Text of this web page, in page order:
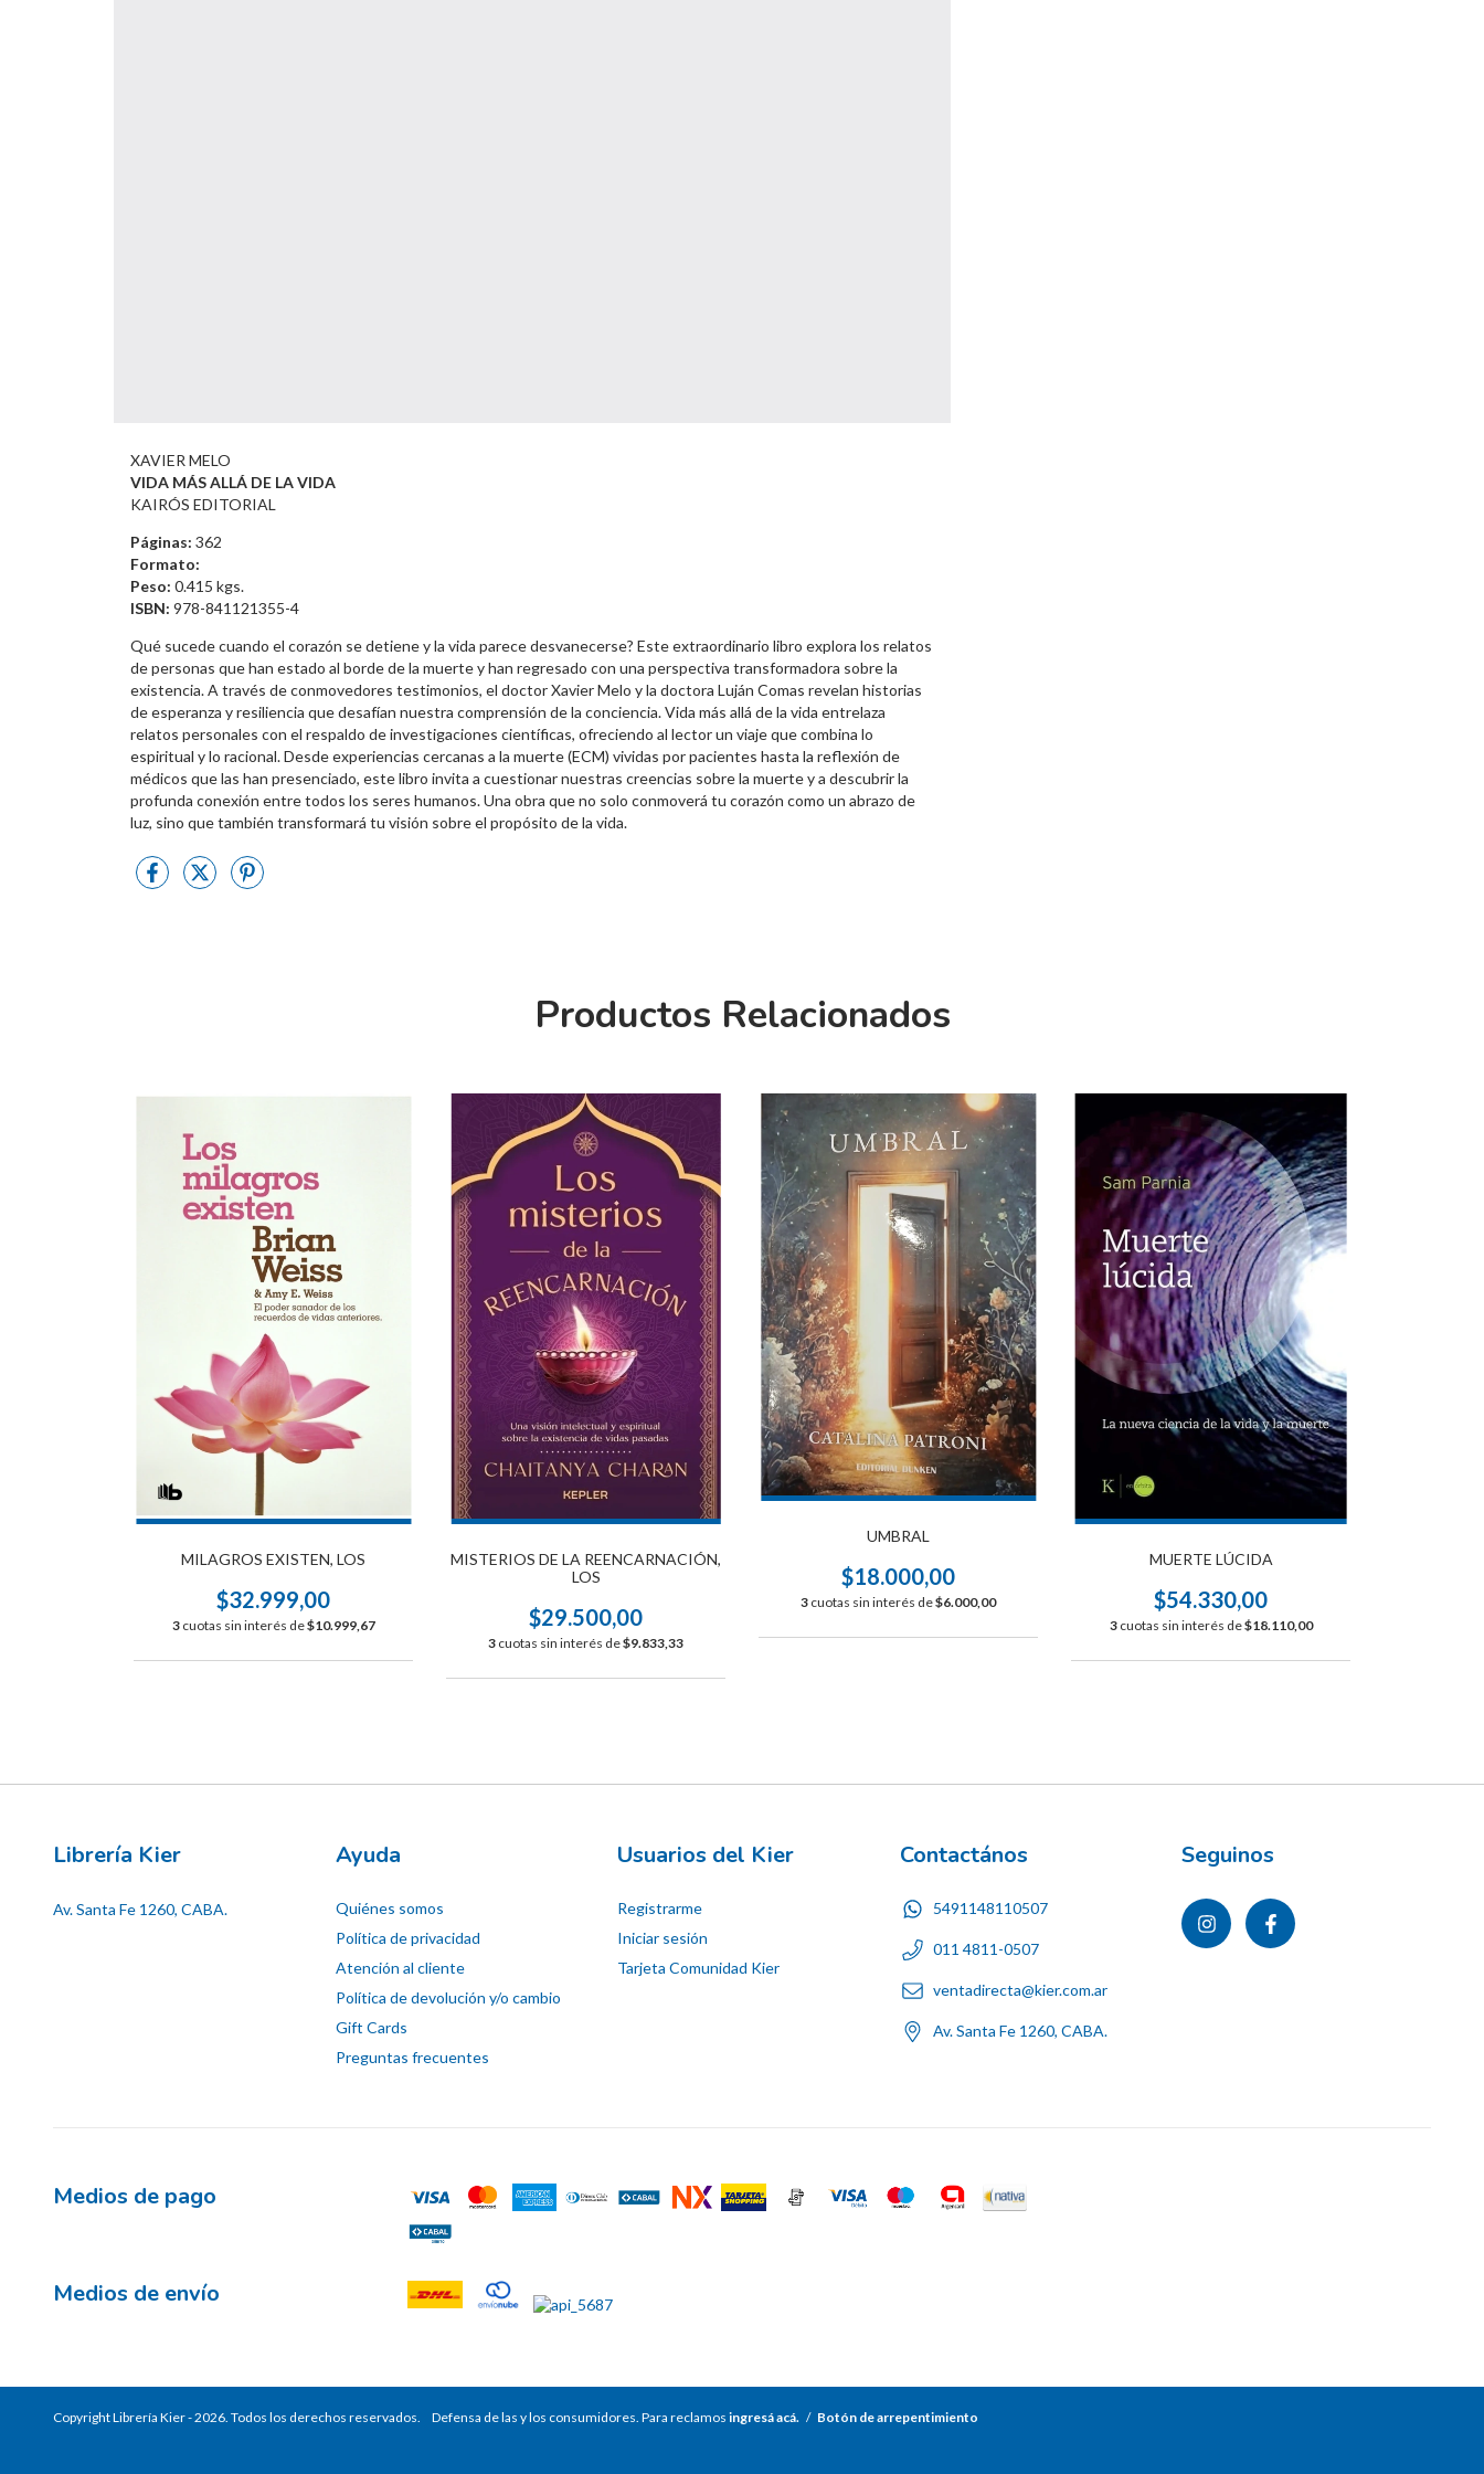
XAVIER MELO
VIDA MÁS ALLÁ DE LA VIDA
KAIRÓS EDITORIAL
Páginas: 362
Formato:
Peso: 0.415 kgs.
ISBN: 978-841121355-4
Qué sucede cuando el corazón se detiene y la vida parece desvanecerse? Este extraordinario libro explora los relatos
de personas que han estado al borde de la muerte y han regresado con una perspectiva transformadora sobre la
existencia. A través de conmovedores testimonios, el doctor Xavier Melo y la doctora Luján Comas revelan historias
de esperanza y resiliencia que desafían nuestra comprensión de la conciencia. Vida más allá de la vida entrelaza
relatos personales con el respaldo de investigaciones científicas, ofreciendo al lector un viaje que combina lo
espiritual y lo racional. Desde experiencias cercanas a la muerte (ECM) vividas por pacientes hasta la reflexión de
médicos que las han presenciado, este libro invita a cuestionar nuestras creencias sobre la muerte y a descubrir la
profunda conexión entre todos los seres humanos. Una obra que no solo conmoverá tu corazón como un abrazo de
luz, sino que también transformará tu visión sobre el propósito de la vida.
Productos Relacionados
MILAGROS EXISTEN, LOS
$32.999,00
3 cuotas sin interés de$10.999,67
MISTERIOS DE LA REENCARNACIÓN,
LOS
$29.500,00
3 cuotas sin interés de$9.833,33
UMBRAL
$18.000,00
3 cuotas sin interés de$6.000,00
MUERTE LÚCIDA
$54.330,00
3 cuotas sin interés de$18.110,00
Librería Kier
Av. Santa Fe 1260, CABA.
Ayuda
Quiénes somos
Política de privacidad
Atención al cliente
Política de devolución y/o cambio
Gift Cards
Preguntas frecuentes
Usuarios del Kier
Registrarme
Iniciar sesión
Tarjeta Comunidad Kier
Contactános
5491148110507
011 4811-0507
ventadirecta@kier.com.ar
Av. Santa Fe 1260, CABA.
Seguinos
Medios de pago
Medios de envío
Copyright Librería Kier - 2026. Todos los derechos reservados. Defensa de las y los consumidores. Para reclamos ingresá acá. / Botón de arrepentimiento